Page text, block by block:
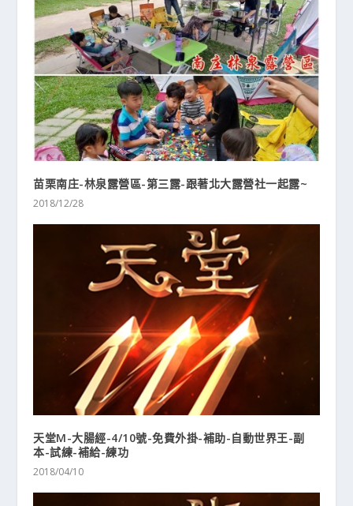
苗栗南庄-林泉露營區-第三露-跟著北大露營社一起露~
2018/12/28
天堂M-大腸經-4/10號-免費外掛-補助-自動世界王-副
本-試練-補給-練功
2018/04/10